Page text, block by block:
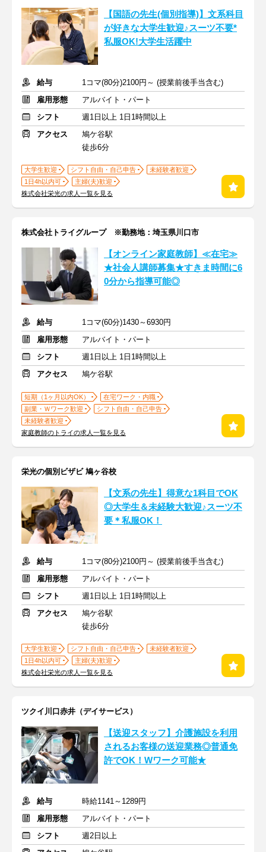
【国語の先生(個別指導)】文系科目
が好きな大学生歓迎♪スーツ不要*
私服OK!大学生活躍中
給与
1コマ(80分)2100円～ (授業前後手当含む)
雇用形態
アルバイト・パート
シフト
週1日以上 1日1時間以上
アクセス
鳩ケ谷駅
徒歩6分
大学生歓迎 シフト自由・自己申告
未経験者歓迎
1日4h以内可
主婦(夫)歓迎
株式会社栄光の求人一覧を見る
株式会社トライグループ ※勤務地：埼玉県川口市
【オンライン家庭教師】≪在宅≫
★社会人講師募集★すきま時間に6
0分から指導可能◎
給与
1コマ(60分)1430～6930円
雇用形態
アルバイト・パート
シフト
週1日以上 1日1時間以上
アクセス
鳩ケ谷駅
短期（1ヶ月以内OK）
在宅ワーク・内職
副業・Ｗワーク歓迎
シフト自由・自己申告
未経験者歓迎
家庭教師のトライの求人一覧を見る
栄光の個別ビザビ 鳩ヶ谷校
【文系の先生】得意な1科目でOK
◎大学生＆未経験大歓迎♪スーツ不
要＊私服OK！
給与
1コマ(80分)2100円～ (授業前後手当含む)
雇用形態
アルバイト・パート
シフト
週1日以上 1日1時間以上
アクセス
鳩ケ谷駅
徒歩6分
大学生歓迎 シフト自由・自己申告
未経験者歓迎
1日4h以内可
主婦(夫)歓迎
株式会社栄光の求人一覧を見る
ツクイ川口赤井（デイサービス）
【送迎スタッフ】介護施設を利用
されるお客様の送迎業務◎普通免
許でOK！Wワーク可能★
給与
時給1141～1289円
雇用形態
アルバイト・パート
シフト
週2日以上